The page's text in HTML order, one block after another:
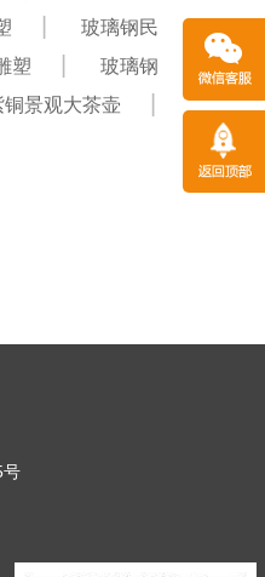
玻璃钢民
塑
玻璃钢
铜景观大茶壶
号